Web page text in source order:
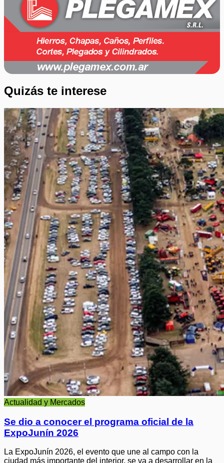
Quizás te interese
Actualidad y Mercados
Se dio a conocer el programa oficial de la
ExpoJunín 2026
La ExpoJunín 2026, el evento que une al campo con la
ciudad más importante del interior, se va a desarrollar en la